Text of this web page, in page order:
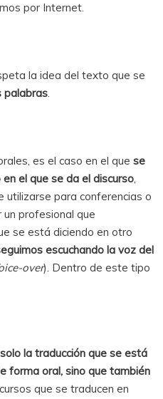
por Internet.
la idea del texto que se
palabras.
es el caso en el que se
el que se da el discurso,
utilizarse para conferencias o
profesional que
se está diciendo en otro
escuchando la voz del
over). Dentro de este tipo
la traducción que se está
forma oral, sino que también
que se traducen en